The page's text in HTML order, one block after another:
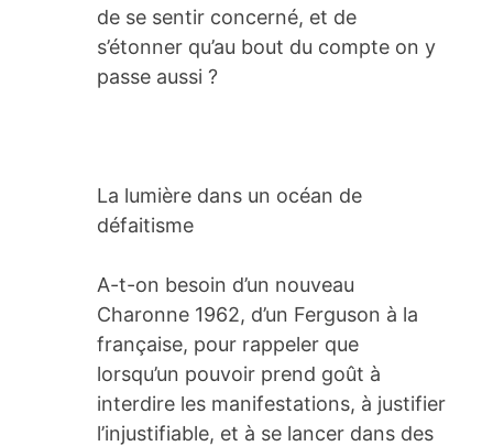
de se sentir concerné, et de
s’étonner qu’au bout du compte on y
passe aussi ?
La lumière dans un océan de
défaitisme
A-t-on besoin d’un nouveau
Charonne 1962, d’un Ferguson à la
française, pour rappeler que
lorsqu’un pouvoir prend goût à
interdire les manifestations, à justifier
l’injustifiable, et à se lancer dans des